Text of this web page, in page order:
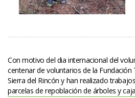
Con motivo del dia internacional del
centenar de voluntarios de la
Sierra del Rincón y han realizado
parcelas de repoblación de árboles y